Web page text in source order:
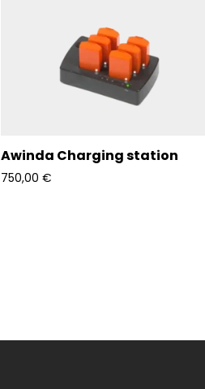
Awinda Charging station
750,00 €